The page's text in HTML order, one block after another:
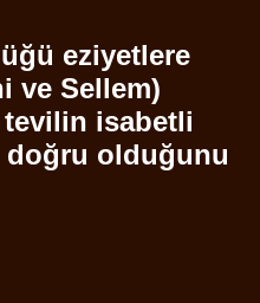
eziyetlere
ve Sellem)
isabetli
doğru olduğunu